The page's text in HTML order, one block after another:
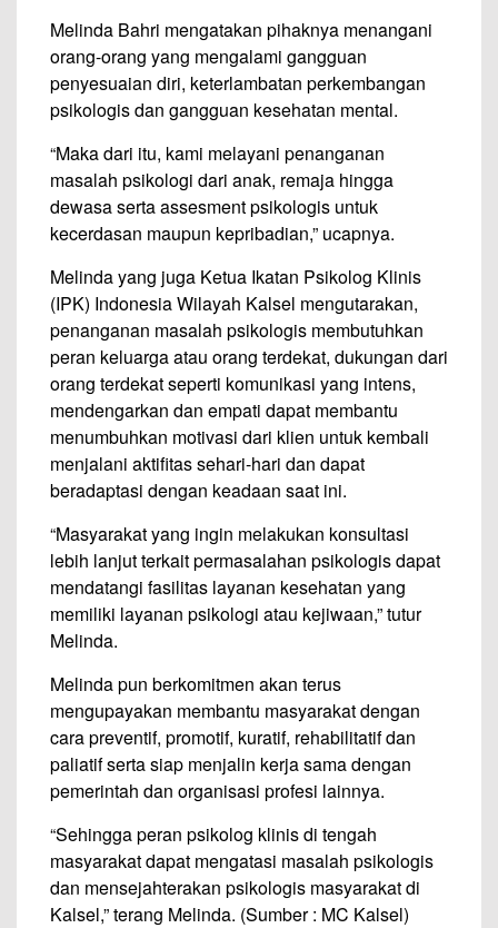
Melinda Bahri mengatakan pihaknya menangani
orang-orang yang mengalami gangguan
penyesuaian diri, keterlambatan perkembangan
psikologis dan gangguan kesehatan mental.
“Maka dari itu, kami melayani penanganan
masalah psikologi dari anak, remaja hingga
dewasa serta assesment psikologis untuk
kecerdasan maupun kepribadian,” ucapnya.
Melinda yang juga Ketua Ikatan Psikolog Klinis
(IPK) Indonesia Wilayah Kalsel mengutarakan,
penanganan masalah psikologis membutuhkan
peran keluarga atau orang terdekat, dukungan dari
orang terdekat seperti komunikasi yang intens,
mendengarkan dan empati dapat membantu
menumbuhkan motivasi dari klien untuk kembali
menjalani aktifitas sehari-hari dan dapat
beradaptasi dengan keadaan saat ini.
“Masyarakat yang ingin melakukan konsultasi
lebih lanjut terkait permasalahan psikologis dapat
mendatangi fasilitas layanan kesehatan yang
memiliki layanan psikologi atau kejiwaan,” tutur
Melinda.
Melinda pun berkomitmen akan terus
mengupayakan membantu masyarakat dengan
cara preventif, promotif, kuratif, rehabilitatif dan
paliatif serta siap menjalin kerja sama dengan
pemerintah dan organisasi profesi lainnya.
“Sehingga peran psikolog klinis di tengah
masyarakat dapat mengatasi masalah psikologis
dan mensejahterakan psikologis masyarakat di
Kalsel,” terang Melinda. (Sumber : MC Kalsel)